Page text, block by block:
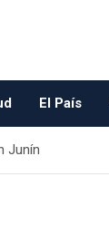
El País
Junín